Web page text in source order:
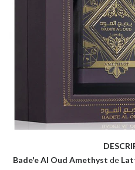
Bade'e Al Oud Amethyst de